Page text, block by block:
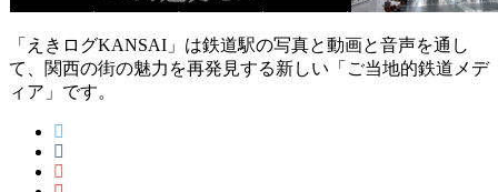
「えきログKANSAI」は鉄道駅の写真と動画と音声を通し
て、関西の街の魅力を再発見する新しい「ご当地的鉄道メデ
ィア」です。